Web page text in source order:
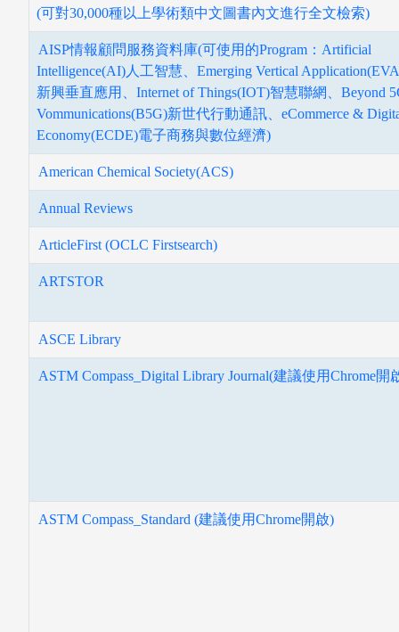
指導教授
(可對30,000種以上學術類中文圖書內文進行全文檢索)
AISP情報顧問服務資料庫(可使用的Program：Artificial
Intelligence(AI)人工智慧、Emerging Vertical
新興垂直應用、Internet of Things(IOT)智慧聯網、Beyond
Vommunications(B5G)新世代行動通訊、eCommerce &
Economy(ECDE)電子商務與數位經濟)
American Chemical Society(ACS)
Annual Reviews
ArticleFirst (OCLC Firstsearch)
ARTSTOR
ASCE Library
ASTM Compass_Digital Library Journal(建議使用Chrome開
ASTM Compass_Standard (建議使用Chrome開啟)